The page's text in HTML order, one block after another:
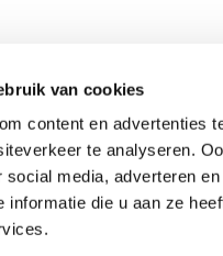
van cookies
content en advertenties
te analyseren.
media, adverteren
informatie die u aan ze